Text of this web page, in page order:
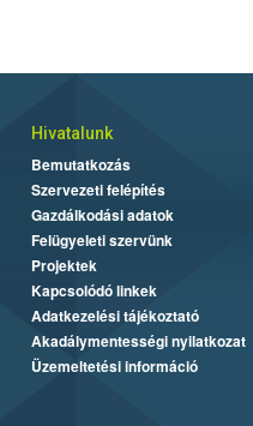
Hivatalunk
Bemutatkozás
Szervezeti felépítés
Gazdálkodási adatok
Felügyeleti szervünk
Projektek
Kapcsolódó linkek
Adatkezelési tájékoztató
Akadálymentességi nyilatkozat
Üzemeltetési információ